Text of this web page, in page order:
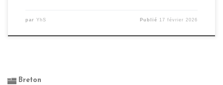
par YhS Publié 17 février 2026
Breton